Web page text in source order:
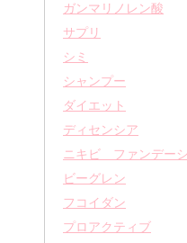
ガンマリノレン酸
サプリ
シミ
シャンプー
ダイエット
ディセンシア
ニキビ ファンデー
ビーグレン
フコイダン
プロアクティブ